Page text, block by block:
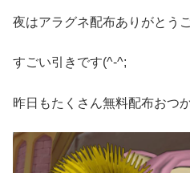
夜はアラグネ配布ありがとう
すごい引きです(^-^;
昨日もたくさん無料配布おつ